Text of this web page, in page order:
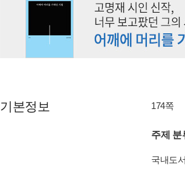
기본정보 174쪽
주제 분
국내도